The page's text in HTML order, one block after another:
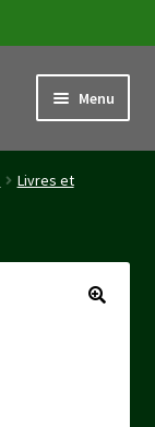
Menu
Livres et